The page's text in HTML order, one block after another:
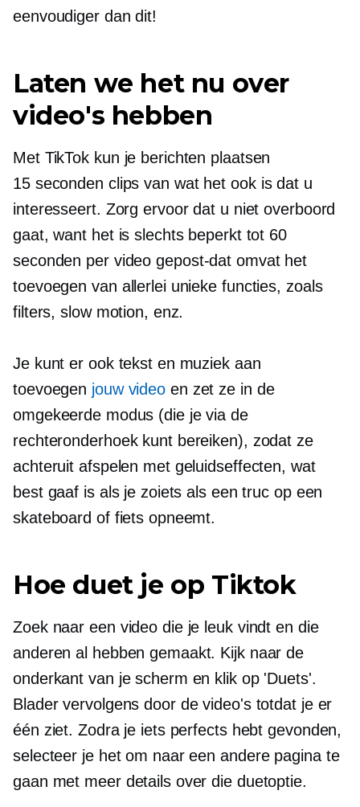
eenvoudiger dan dit!
Laten we het nu over
video's hebben
Met TikTok kun je berichten plaatsen
15 seconden clips van wat het ook is dat u
interesseert. Zorg ervoor dat u niet overboord
gaat, want het is slechts beperkt tot 60
seconden per videogepost-dat omvat het
toevoegen van allerlei unieke functies, zoals
filters, slow motion, enz.
Je kunt er ook tekst en muziek aan
toevoegen jouw video en zet ze in de
omgekeerde modus (die je via de
rechteronderhoek kunt bereiken), zodat ze
achteruit afspelen met geluidseffecten, wat
best gaaf is als je zoiets als een truc op een
skateboard of fiets opneemt.
Hoe duet je op Tiktok
Zoek naar een video die je leuk vindt en die
anderen al hebben gemaakt. Kijk naar de
onderkant van je scherm en klik op 'Duets'.
Blader vervolgens door de video's totdat je er
één ziet. Zodra je iets perfects hebt gevonden,
selecteer je het om naar een andere pagina te
gaan met meer details over die duetoptie.